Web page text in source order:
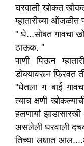
घरवाली खोकत
म्हातारीच्या
" घे...सोबत गावचा
ठाऊक. "
पाणी पिऊन
डोक्यावरून फिरवत
"घेतला ग बाई
त्याच क्षणी
हलणार्या
असलेली घरवाली
तिच्या लक्षात